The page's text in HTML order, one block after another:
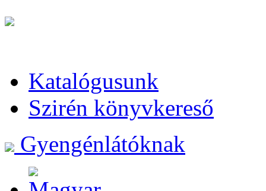
Katalógusunk
Szirén könyvkereső
Gyengénlátóknak